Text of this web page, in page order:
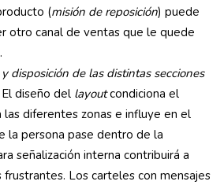
(misión de reposición) puede
otro canal de ventas que le quede
disposición de las distintas secciones
El diseño del layoutcondiciona el
las diferentes zonas e influye en el
la persona pase dentro de la
señalización interna contribuirá a
Los carteles con mensajes